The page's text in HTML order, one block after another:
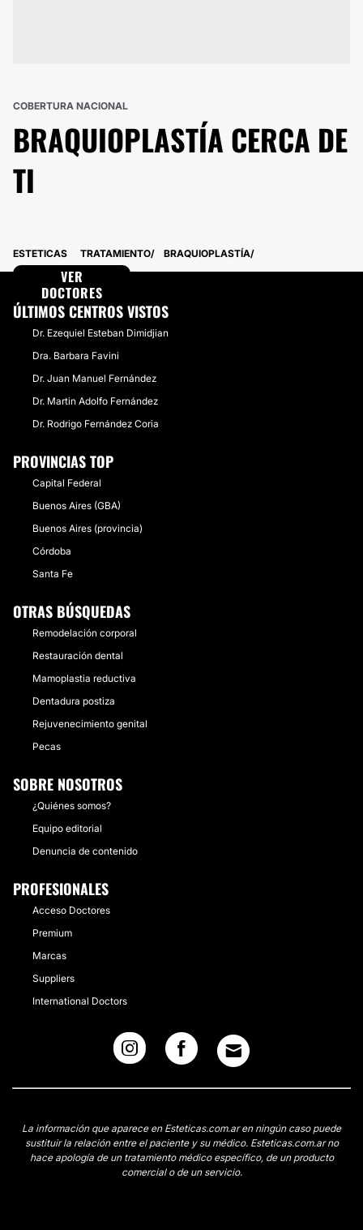
COBERTURA NACIONAL
BRAQUIOPLASTÍA CERCA DE
TI
VER
DOCTORES
ESTETICAS TRATAMIENTO BRAQUIOPLASTÍA
ÚLTIMOS CENTROS VISTOS
Dr. Ezequiel Esteban Dimidjian
Dra. Barbara Favini
Dr. Juan Manuel Fernández
Dr. Martin Adolfo Fernández
Dr. Rodrigo Fernández Coria
PROVINCIAS TOP
Capital Federal
Buenos Aires (GBA)
Buenos Aires (provincia)
Córdoba
Santa Fe
OTRAS BÚSQUEDAS
Remodelación corporal
Restauración dental
Mamoplastia reductiva
Dentadura postiza
Rejuvenecimiento genital
Pecas
SOBRE NOSOTROS
¿Quiénes somos?
Equipo editorial
Denuncia de contenido
PROFESIONALES
Acceso Doctores
Premium
Marcas
Suppliers
International Doctors
La información que aparece en Esteticas.com.ar en ningún caso puede
sustituir la relación entre el paciente y su médico. Esteticas.com.ar no
hace apología de un tratamiento médico específico, de un producto
comercial o de un servicio.